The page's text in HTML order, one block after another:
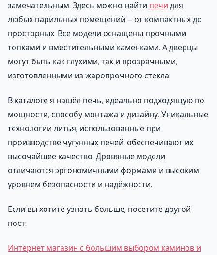
замечательным. Здесь можно найти печи для
любых парильных помещений – от компактных до
просторных. Все модели оснащены прочными
топками и вместительными каменками. А дверцы
могут быть как глухими, так и прозрачными,
изготовленными из жаропрочного стекла.
В каталоге я нашёл печь, идеально подходящую по
мощности, способу монтажа и дизайну. Уникальные
технологии литья, использованные при
производстве чугунных печей, обеспечивают их
высочайшее качество. Дровяные модели
отличаются эргономичными формами и высоким
уровнем безопасности и надёжности.
Если вы хотите узнать больше, посетите другой
пост:
Интернет магазин с большим выбором каминов и